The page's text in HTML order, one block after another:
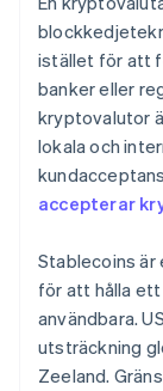
istället för att
banker eller
kryptovalutor
lokala och
accepterar
Stablecoins
för att hålla
användbara.
utsträckning
Zeeland.